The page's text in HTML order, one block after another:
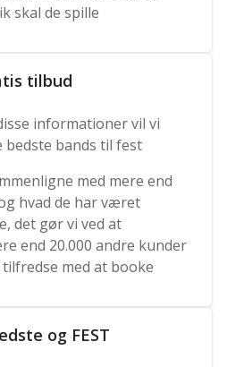
skal de spille
tilbud
informationer vil vi
bedste bands til fest
med mere end
hvad de har været
det gør vi ved at
end 20.000 andre kunder
med at booke
og FEST